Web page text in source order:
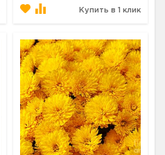
Купить в 1 клик